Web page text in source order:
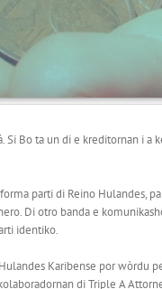
Bo ta un di e kreditornan i
parti di Reino Hulandes,
Di otro banda e
identiko.
Karibense por wòrdu
di Triple A